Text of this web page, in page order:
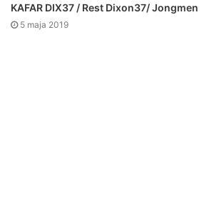
KAFAR DIX37 / Rest Dixon37/ Jongmen
5 maja 2019